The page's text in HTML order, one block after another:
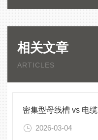
相关文章
ARTICLES
密集型母线槽 vs 电缆
2026-03-04